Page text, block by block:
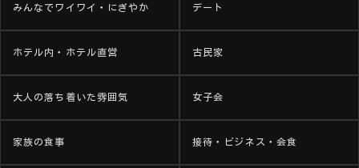
みんなでワイワイ・にぎやか デート
ホテル内・ホテル直営 古民家
大人の落ち着いた雰囲気 女子会
家族の食事 接待・ビジネス・会食